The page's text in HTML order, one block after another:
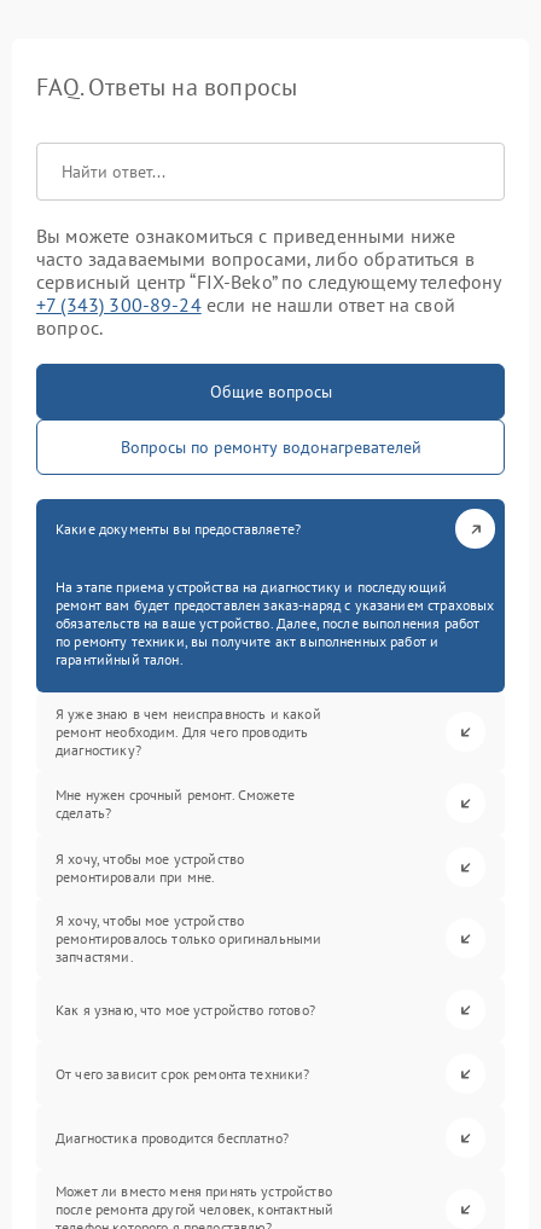
FAQ. Ответы на вопросы
Вы можете ознакомиться с приведенными ниже
часто задаваемыми вопросами, либо обратиться в
сервисный центр “FIX-Beko” по следующему телефону
+7 (343) 300-89-24если не нашли ответ на свой
вопрос.
Общие вопросы
Вопросы по ремонту водонагревателей
Какие документы вы предоставляете?
На этапе приема устройства на диагностику и последующий
ремонт вам будет предоставлен заказ-наряд с указанием страховых
обязательств на ваше устройство. Далее, после выполнения работ
по ремонту техники, вы получите акт выполненных работ и
гарантийный талон.
Я уже знаю в чем неисправность и какой
ремонт необходим. Для чего проводить
диагностику?
Мне нужен срочный ремонт. Сможете
сделать?
Я хочу, чтобы мое устройство
ремонтировали при мне.
Я хочу, чтобы мое устройство
ремонтировалось только оригинальными
запчастями.
Как я узнаю, что мое устройство готово?
От чего зависит срок ремонта техники?
Диагностика проводится бесплатно?
Может ли вместо меня принять устройство
после ремонта другой человек, контактный